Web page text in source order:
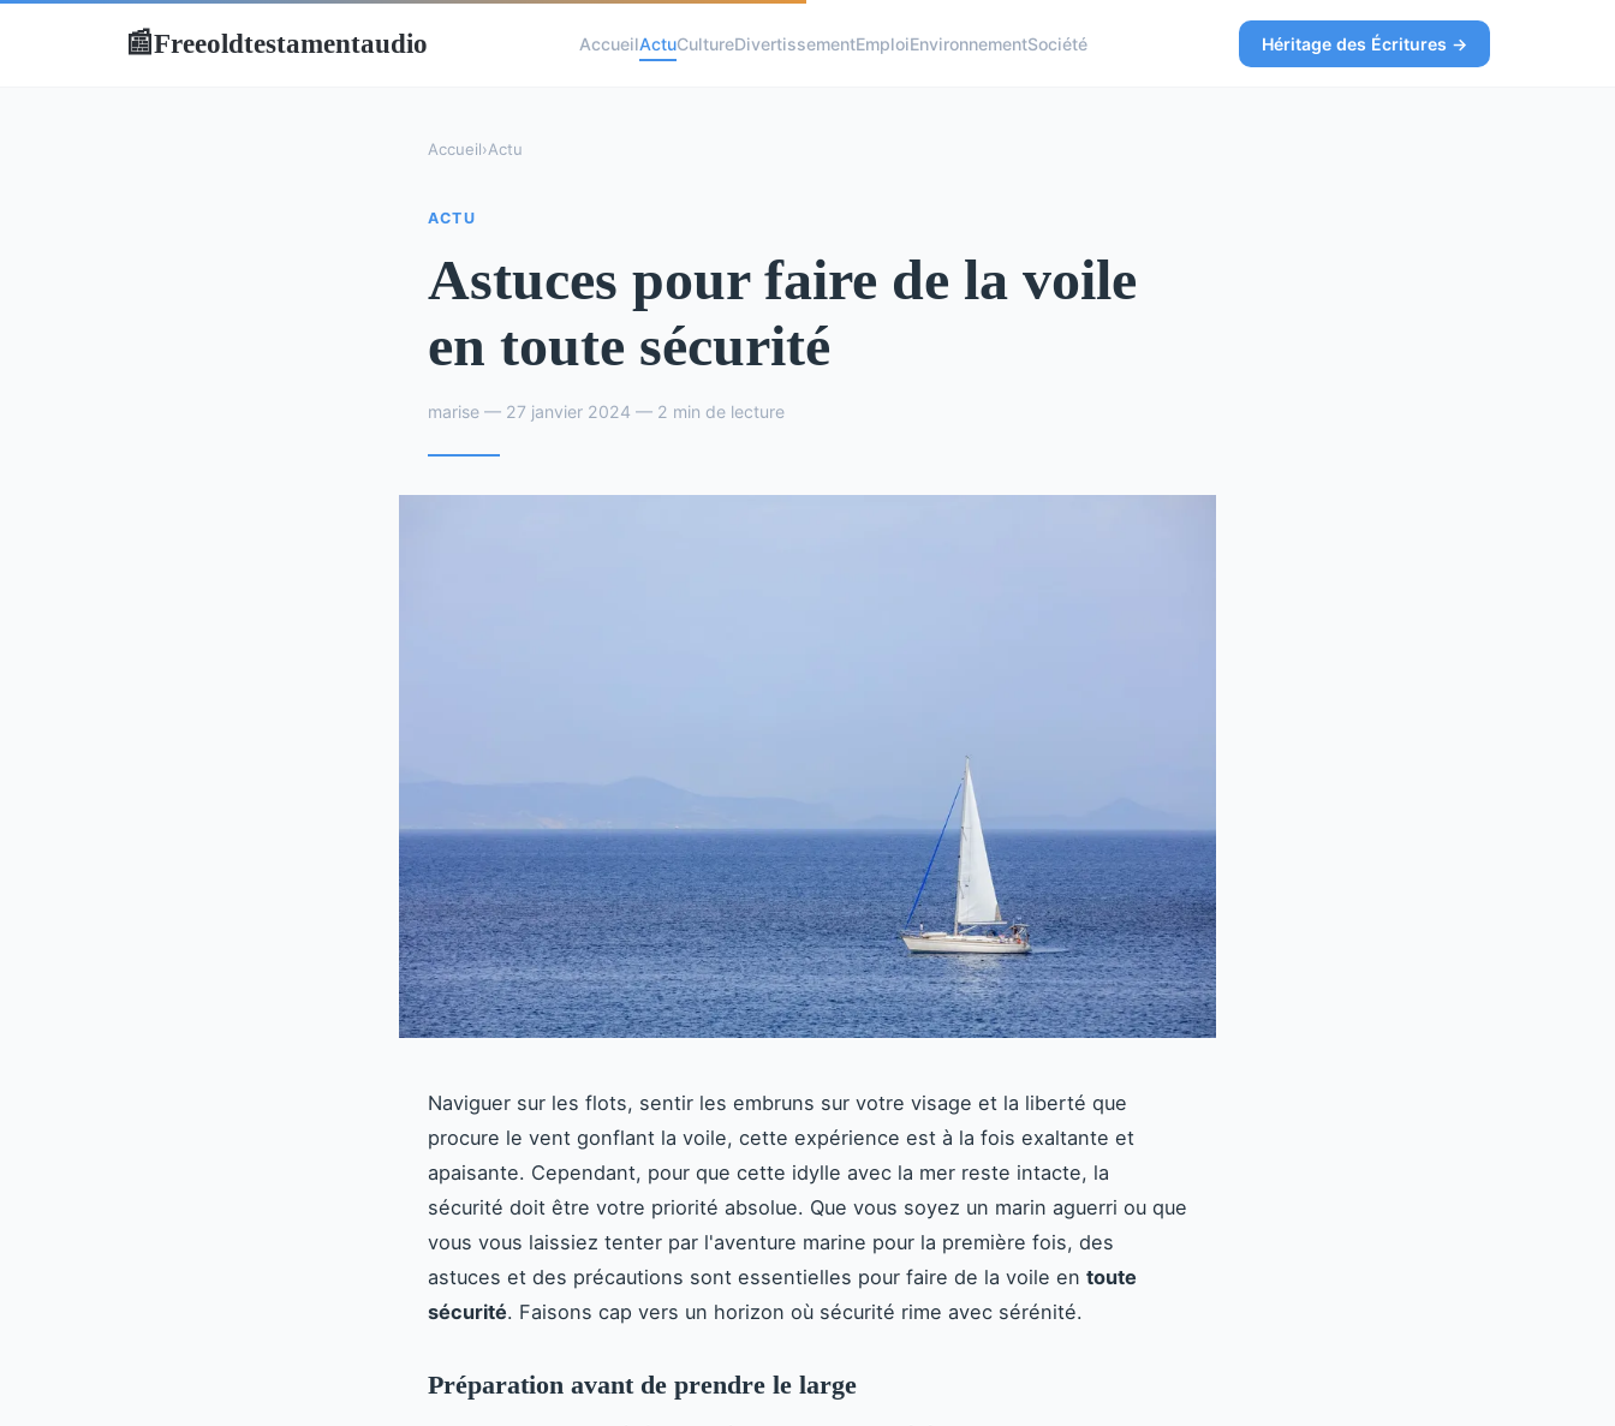
📰Freeoldtestamentaudio AccueilActuCultureDivertissementEmploiEnvironnementSociété Héritage des Écritures →
Accueil›Actu
ACTU
Astuces pour faire de la voile
en toute sécurité
marise — 27 janvier 2024 — 2 min de lecture
Naviguer sur les flots, sentir les embruns sur votre visage et la liberté que
procure le vent gonflant la voile, cette expérience est à la fois exaltante et
apaisante. Cependant, pour que cette idylle avec la mer reste intacte, la
sécurité doit être votre priorité absolue. Que vous soyez un marin aguerri ou que
vous vous laissiez tenter par l'aventure marine pour la première fois, des
astuces et des précautions sont essentielles pour faire de la voile en toute
sécurité. Faisons cap vers un horizon où sécurité rime avec sérénité.
Préparation avant de prendre le large